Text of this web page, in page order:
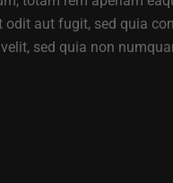
aut fugit, sed quia
sed quia non